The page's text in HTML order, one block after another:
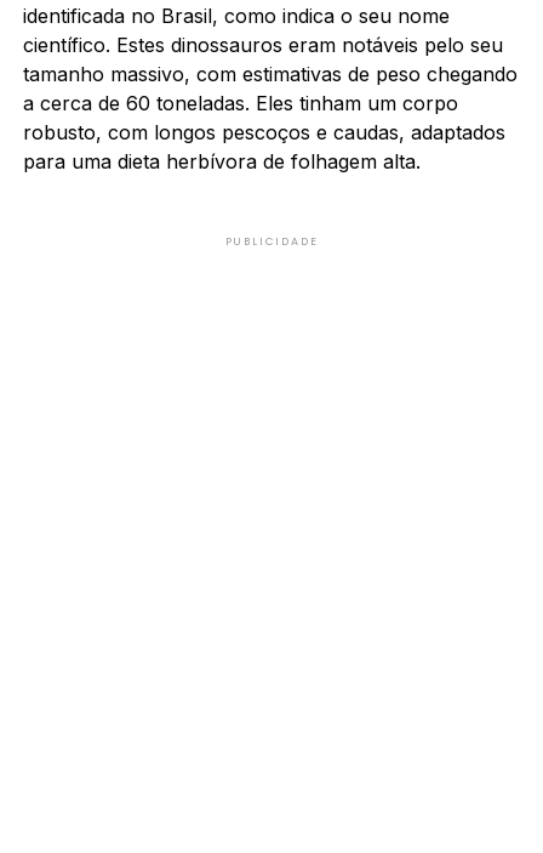
identificada no Brasil, como indica o seu nome
científico. Estes dinossauros eram notáveis pelo seu
tamanho massivo, com estimativas de peso chegando
a cerca de 60 toneladas. Eles tinham um corpo
robusto, com longos pescoços e caudas, adaptados
para uma dieta herbívora de folhagem alta.
PUBLICIDADE